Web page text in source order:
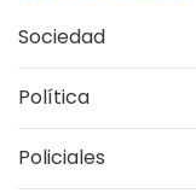
Sociedad
Política
Policiales